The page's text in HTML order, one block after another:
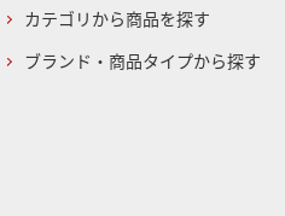
カテゴリから商品を探す
ブランド・商品タイプから探す